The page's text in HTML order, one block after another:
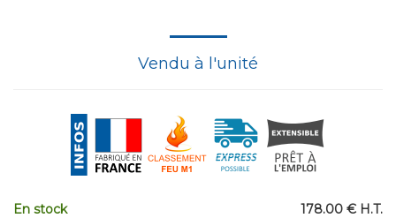
Vendu à l'unité
178.00 € H.T.
En stock